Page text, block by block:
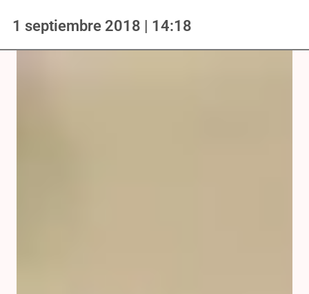
1 septiembre 2018 | 14:18